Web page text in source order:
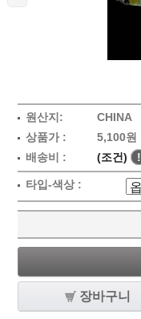
원산지:
CHINA
상품가 :
5,100원
배송비 :
(조건) !
타입-색상 :
장바구니